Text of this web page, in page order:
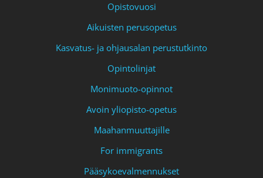
Opistovuosi
Aikuisten perusopetus
Kasvatus- ja ohjausalan perustutkinto
Opintolinjat
Monimuoto-opinnot
Avoin yliopisto-opetus
Maahanmuuttajille
For immigrants
Pääsykoevalmennukset